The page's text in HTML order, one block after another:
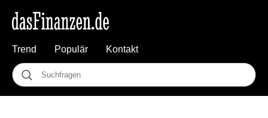
Trend Populär Kontakt